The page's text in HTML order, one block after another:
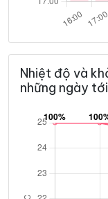
Nhiệt độ và
những ngày tới